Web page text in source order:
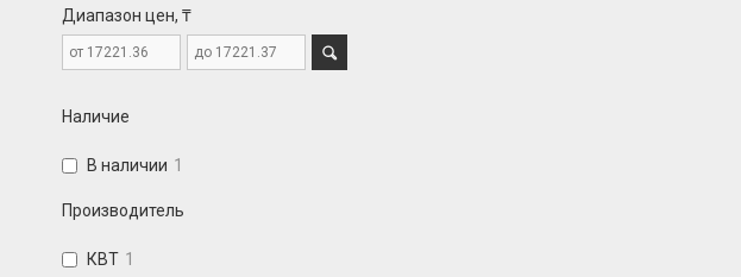
Диапазон цен, ₸
Наличие
В наличии 1
Производитель
КВТ 1